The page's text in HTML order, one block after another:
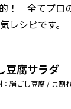
！ 全てプロ
レシピです。
豆腐サラダ
：絹ごし豆腐 / 貝割